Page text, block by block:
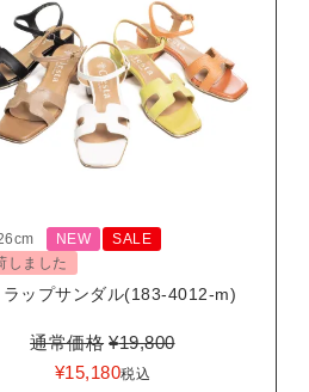
NEW
SALE
しました
ラップサンダル(183-4012-m)
通常価格 ¥19,800
¥15,180税込